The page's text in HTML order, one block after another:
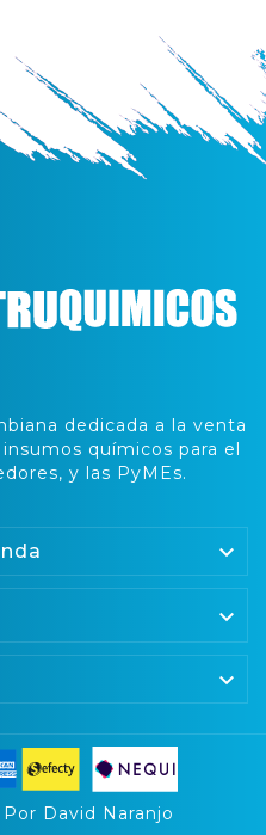
dedicada a la venta
químicos para el
y las PyMEs.



David Naranjo